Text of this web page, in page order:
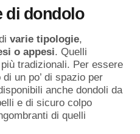
di dondolo
varie tipologie,
o appesi. Quelli
tradizionali. Per essere
un po’ di spazio per
anche dondoli da
e di sicuro colpo
di quelli